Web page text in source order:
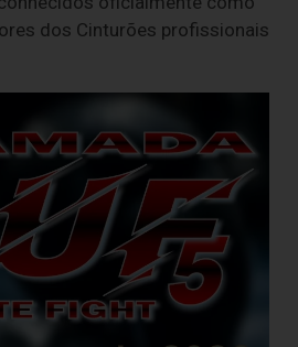
dos Cinturões profissionais